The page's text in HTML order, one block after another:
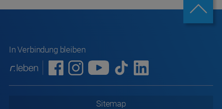
In Verbindung bleiben
Sitemap